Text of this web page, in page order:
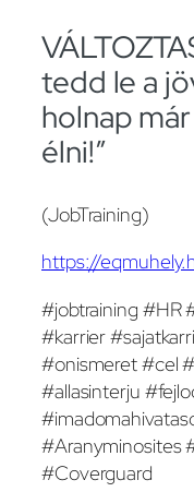
tedd le a
holnap
élni!”
(JobTraining)
https://
#jobtraining #HR
#karrier
#onismeret #cel
#allasinterju
#Aranyminosites
#Coverguard